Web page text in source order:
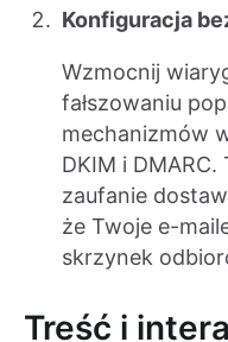
Konfiguracja
Wzmocnij
fałszowaniu
mechanizmów
DKIM i
zaufanie
że Twoje e-
skrzynek
Treść i